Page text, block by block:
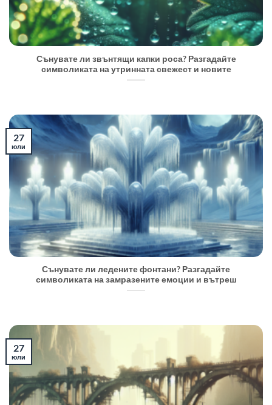
Сънувате ли звънтящи капки роса? Разгадайте
символиката на утринната свежест и новите
Сънувате ли ледените фонтани? Разгадайте
символиката на замразените емоции и вътреш
27
юли
27
юли